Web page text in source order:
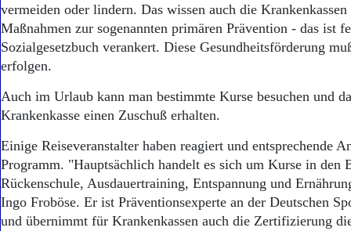
Start
Wer wir sind
Aktuelle Ausgabe
Abonnenten-Login
Abonnent werden
Abo Prämien
Archiv
Mediadaten
Berlin-Brandenburg
Schlesien
Danzig und Westpreußen
vermeiden oder lindern. Das wissen auch die Krankenkassen
Maßnahmen zur sogenannten primären Prävention - das ist
Sozialgesetzbuch verankert. Diese Gesundheitsförderung
erfolgen.
Auch im Urlaub kann man bestimmte Kurse besuchen und
Krankenkasse einen Zuschuß erhalten.
Einige Reiseveranstalter haben reagiert und entsprechende
Programm. "Hauptsächlich handelt es sich um Kurse in den
Rückenschule, Ausdauertraining, Entspannung und
Ingo Froböse. Er ist Präventionsexperte an der Deutschen
und übernimmt für Krankenkassen auch die Zertifizierung